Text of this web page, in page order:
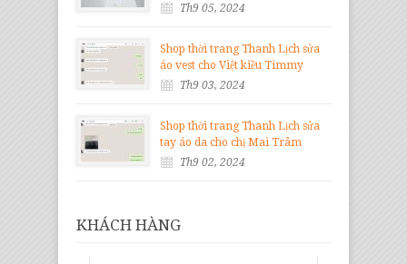
Th9 05, 2024
Shop thời trang Thanh Lịch sửa
áo vest cho Việt kiều Timmy
Th9 03, 2024
Shop thời trang Thanh Lịch sửa
tay áo da cho chị Mai Trâm
Th9 02, 2024
KHÁCH HÀNG